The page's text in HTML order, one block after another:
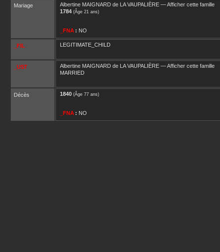
Mariage Albertine MAIGNARD de LA VAUPALIÈRE —Afficher cette famille
1784 (Âge 21 ans)
_FNA : NO
_FIL LEGITIMATE_CHILD
_UST Albertine MAIGNARD de LA VAUPALIÈRE —Afficher cette famille
MARRIED
Décès 1840 (Âge 77 ans)
_FNA : NO